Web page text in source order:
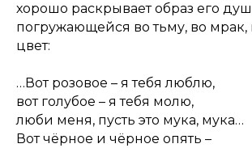
хорошо раскрывает образ его
погружающейся во тьму, во
цвет:
…Вот розовое – я тебя люблю,
вот голубое – я тебя молю,
люби меня, пусть это мука, мука…
Вот чёрное и чёрное опять –